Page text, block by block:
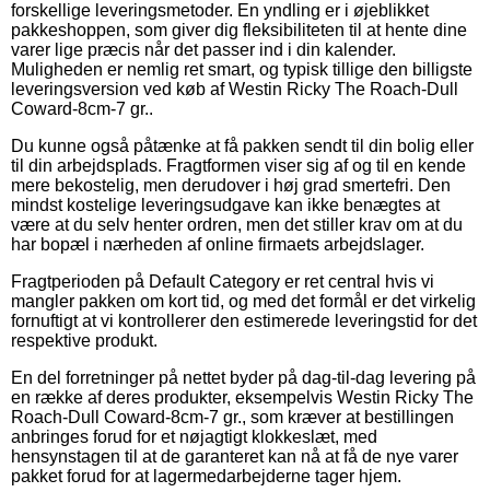
forskellige leveringsmetoder. En yndling er i øjeblikket
pakkeshoppen, som giver dig fleksibiliteten til at hente dine
varer lige præcis når det passer ind i din kalender.
Muligheden er nemlig ret smart, og typisk tillige den billigste
leveringsversion ved køb af Westin Ricky The Roach-Dull
Coward-8cm-7 gr..
Du kunne også påtænke at få pakken sendt til din bolig eller
til din arbejdsplads. Fragtformen viser sig af og til en kende
mere bekostelig, men derudover i høj grad smertefri. Den
mindst kostelige leveringsudgave kan ikke benægtes at
være at du selv henter ordren, men det stiller krav om at du
har bopæl i nærheden af online firmaets arbejdslager.
Fragtperioden på Default Category er ret central hvis vi
mangler pakken om kort tid, og med det formål er det virkelig
fornuftigt at vi kontrollerer den estimerede leveringstid for det
respektive produkt.
En del forretninger på nettet byder på dag-til-dag levering på
en række af deres produkter, eksempelvis Westin Ricky The
Roach-Dull Coward-8cm-7 gr., som kræver at bestillingen
anbringes forud for et nøjagtigt klokkeslæt, med
hensynstagen til at de garanteret kan nå at få de nye varer
pakket forud for at lagermedarbejderne tager hjem.